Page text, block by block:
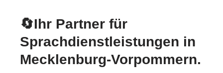
🔄Ihr Partner für
Sprachdienstleistungen in
Mecklenburg-Vorpommern.